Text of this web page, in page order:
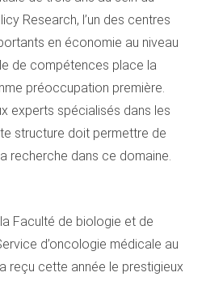
Research, l’un des centres
en économie au niveau
de compétences place la
préoccupation première.
experts spécialisés dans les
structure doit permettre de
recherche dans ce domaine.
Faculté de biologie et de
d’oncologie médicale au
a reçu cette année le prestigieux